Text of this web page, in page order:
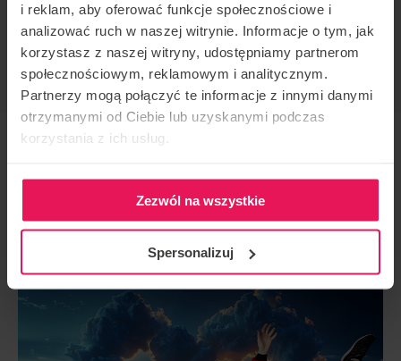
i reklam, aby oferować funkcje społecznościowe i
analizować ruch w naszej witrynie. Informacje o tym, jak
korzystasz z naszej witryny, udostępniamy partnerom
społecznościowym, reklamowym i analitycznym.
Partnerzy mogą połączyć te informacje z innymi danymi
otrzymanymi od Ciebie lub uzyskanymi podczas
korzystania z ich usług.
Zezwól na wszystkie
Spersonalizuj
POURQUOI CELA EN VAUT-IL LA
PEINE ?